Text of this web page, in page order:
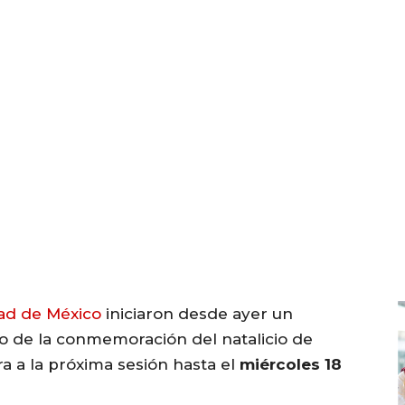
de México iniciaron desde ayer un
de la conmemoración del natalicio de
a la próxima sesión hasta el miércoles 18